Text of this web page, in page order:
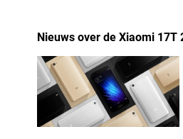
De Xiaomi 17T maakt gebruik
slimme software helpt bij
je camera-instellingen voor
samen met de krachtige
vingerafdrukscanner ontgrendel
optimalisaties ervoor dat apps
Nieuws over de Xiaomi 17T